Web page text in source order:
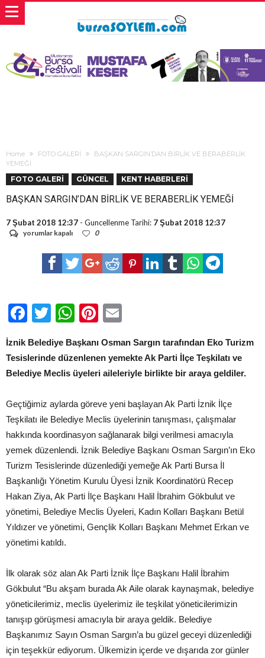
Home FOTO GALERİ
BAŞKAN SARGIN’DAN BİRLİK VE BERABERLİK
YEMEĞİ
FOTO GALERİ GÜNCEL KENT HABERLERİ
BAŞKAN SARGIN’DAN BİRLİK VE BERABERLİK YEMEĞİ
7 Şubat 2018 12:37 - Guncellenme Tarihi: 7 Şubat 2018 12:37
BAŞKAN
BİRLİK
BERABERLİK
yorumlar kapalı 0
Facebook
TwitterWhatsApp
Pinterest
İznik Belediye Başkanı Osman Sargın tarafından Eko Turizm
Tesislerinde düzenlenen yemekte Ak Parti İlçe Teşkilatı ve
Belediye Meclis üyeleri aileleriyle birlikte bir araya geldiler.
Geçtiğimiz aylarda göreve yeni başlayan Ak Parti İznik İlçe
Teşkilatı ile Belediye Meclis üyelerinin tanışması, çalışmalar
hakkında koordinasyon sağlanarak bilgi verilmesi amacıyla
yemek düzenlendi. İznik Belediye Başkanı Osman Sargın’ın Eko
Turizm Tesislerinde düzenlediği yemeğe Ak Parti Bursa İl
Başkanlığı Yönetim Kurulu Üyesi İznik Koordinatörü Recep
Hakan Ziya, Ak Parti İlçe Başkanı Halil İbrahim Gökbulut ve
yönetimi, Belediye Meclis Üyeleri, Kadın Kolları Başkanı Betül
Yıldızer ve yönetimi, Gençlik Kolları Başkanı Mehmet Erkan ve
yönetimi katıldı.
İlk olarak söz alan Ak Parti İznik İlçe Başkanı Halil İbrahim
Gökbulut “Bu akşam burada Ak Aile olarak kaynaşmak, belediye
yöneticilerimiz, meclis üyelerimiz ile teşkilat yöneticilerimizin
tanışıp görüşmesi amacıyla bir araya geldik. Belediye
Başkanımız Sayın Osman Sargın’a bu güzel geceyi düzenlediği
için teşekkür ediyorum. Ülkemizin içerde ve dışarıda zor günler